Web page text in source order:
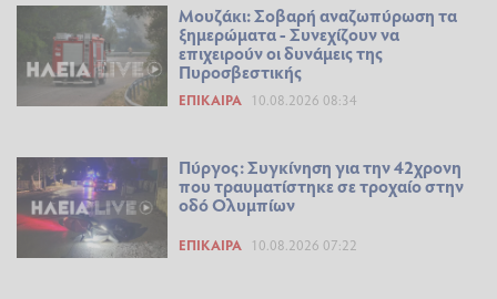
Μουζάκι: Σοβαρή αναζωπύρωση τα
ξημερώματα - Συνεχίζουν να
επιχειρούν οι δυνάμεις της
Πυροσβεστικής
ΕΠΊΚΑΙΡΑ 10.08.2026 08:34
Πύργος: Συγκίνηση για την 42χρονη
που τραυματίστηκε σε τροχαίο στην
οδό Ολυμπίων
ΕΠΊΚΑΙΡΑ 10.08.2026 07:22